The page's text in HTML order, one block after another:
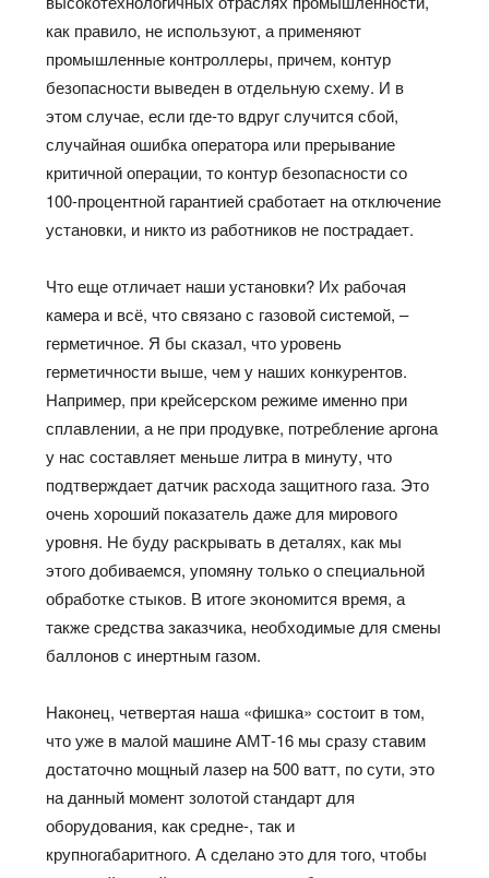
как правило, не используют, а применяют
промышленные контроллеры, причем, контур
безопасности выведен в отдельную схему. И в
этом случае, если где-то вдруг случится сбой,
случайная ошибка оператора или прерывание
критичной операции, то контур безопасности со
100-процентной гарантией сработает на отключение
установки, и никто из работников не пострадает.
Что еще отличает наши установки? Их рабочая
камера и всё, что связано с газовой системой, –
герметичное. Я бы сказал, что уровень
герметичности выше, чем у наших конкурентов.
Например, при крейсерском режиме именно при
сплавлении, а не при продувке, потребление аргона
у нас составляет меньше литра в минуту, что
подтверждает датчик расхода защитного газа. Это
очень хороший показатель даже для мирового
уровня. Не буду раскрывать в деталях, как мы
этого добиваемся, упомяну только о специальной
обработке стыков. В итоге экономится время, а
также средства заказчика, необходимые для смены
баллонов с инертным газом.
Наконец, четвертая наша «фишка» состоит в том,
что уже в малой машине АМТ-16 мы сразу ставим
достаточно мощный лазер на 500 ватт, по сути, это
на данный момент золотой стандарт для
оборудования, как средне-, так и
крупногабаритного. А сделано это для того, чтобы